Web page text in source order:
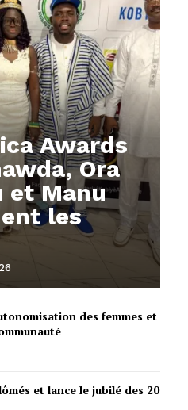
Awards
Ora
et Manu
les
des femmes et
et lance le jubilé des 20